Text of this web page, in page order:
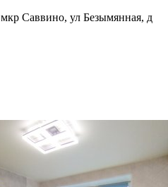
Саввино, ул Безымянная, д